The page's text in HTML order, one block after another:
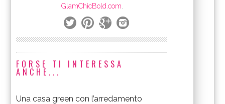
GlamChicBold.com
FORSE TI INTERESSA
ANCHE...
Una casa green con l’arredamento